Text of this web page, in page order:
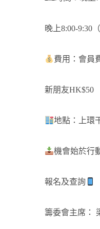
晚上8:00-9:30
費用：會員
新朋友HK$50
地點：上環
機會始於行
報名及查詢
籌委會主席：